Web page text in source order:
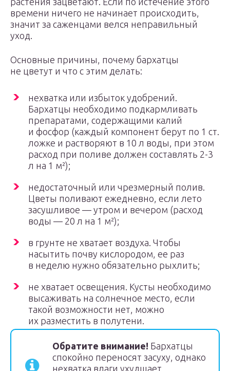
времени ничего не начинает происходить,
значит за саженцами велся неправильный
уход.
Основные причины, почему бархатцы
не цветут и что с этим делать:
нехватка или избыток удобрений.
Бархатцы необходимо подкармливать
препаратами, содержащими калий
и фосфор (каждый компонент берут по 1 ст.
ложке и растворяют в 10 л воды, при этом
расход при поливе должен составлять 2-3
л на 1 м²);
недостаточный или чрезмерный полив.
Цветы поливают ежедневно, если лето
засушливое — утром и вечером (расход
воды — 20 л на 1 м²);
в грунте не хватает воздуха. Чтобы
насытить почву кислородом, ее раз
в неделю нужно обязательно рыхлить;
не хватает освещения. Кусты необходимо
высаживать на солнечное место, если
такой возможности нет, можно
их разместить в полутени.
Обратите внимание! Бархатцы
спокойно переносят засуху, однако
нехватка влаги ухудшает